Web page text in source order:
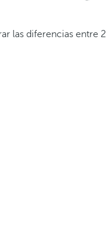
las diferencias entre 2